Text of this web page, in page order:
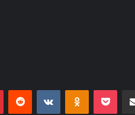
PinterestReddit VKontakteOdnoklassniki